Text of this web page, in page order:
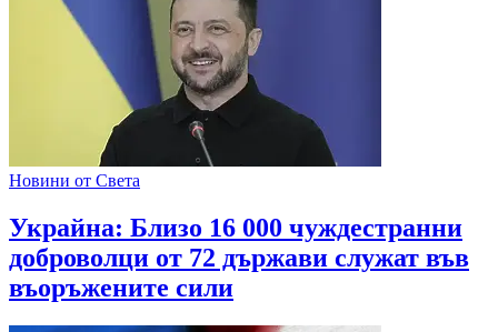
Новини от Света
Украйна: Близо 16 000 чуждестранни
доброволци от 72 държави служат във
въоръжените сили